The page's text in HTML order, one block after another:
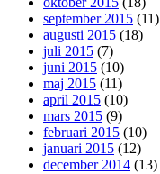
september 2015 (11)
augusti 2015 (18)
juli 2015 (7)
juni 2015 (10)
maj 2015 (11)
april 2015 (10)
mars 2015 (9)
februari 2015 (10)
januari 2015 (12)
december 2014 (13)